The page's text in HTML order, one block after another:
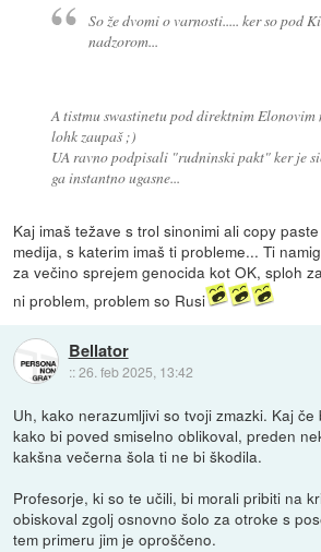
So že dvomi o varnosti..... ker so pod
nadzorom...
A tistmu swastinetu pod direktnim Elonovim
lohk zaupaš ;)
UA ravno podpisali "rudninski pakt" ker je
ga instantno ugasne...
Kaj imaš težave s trol sinonimi ali copy
medija, s katerim imaš ti probleme... Ti
za večino sprejem genocida kot OK, sploh
ni problem, problem so Rusi
Bellator
::26. feb 2025, 13:42
Uh, kako nerazumljivi so tvoji zmazki. Kaj
kako bi poved smiselno oblikoval, preden
kakšna večerna šola ti ne bi škodila.
Profesorje, ki so te učili, bi morali pribiti na
obiskoval zgolj osnovno šolo za otroke s
tem primeru jim je oproščeno.